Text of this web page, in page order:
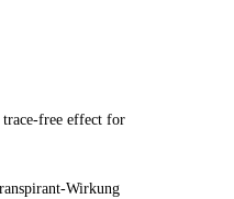
trace-free effect for
Wirkung